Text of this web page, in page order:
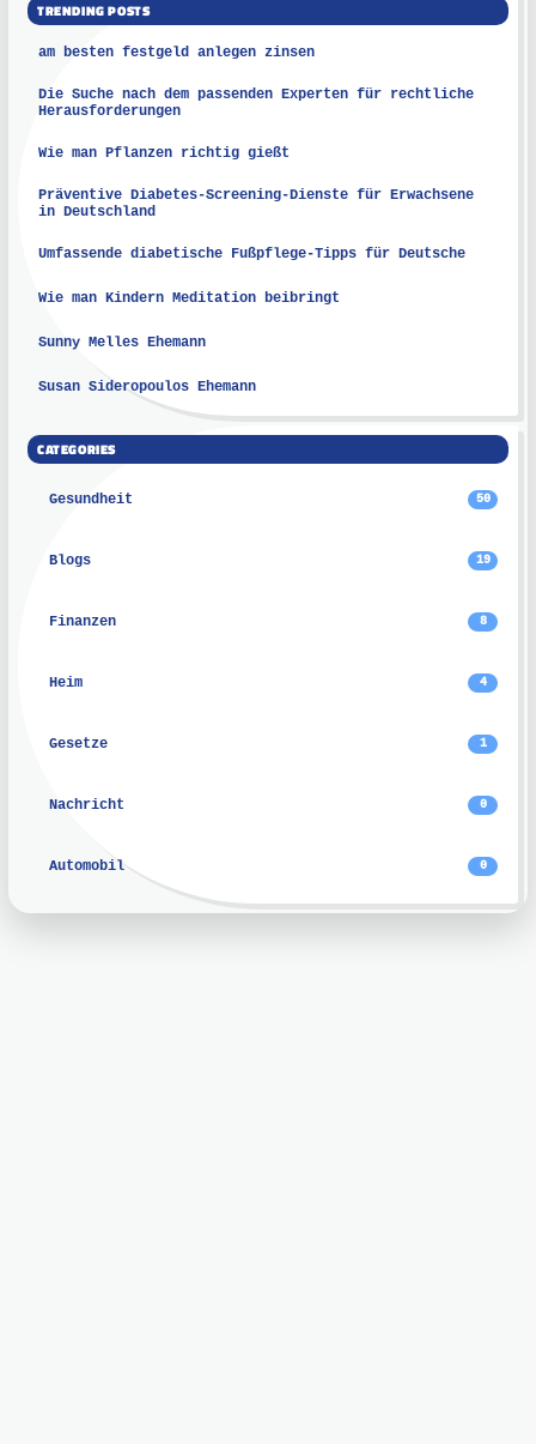
TRENDING POSTS
am besten festgeld anlegen zinsen
Die Suche nach dem passenden Experten für rechtliche
Herausforderungen
Wie man Pflanzen richtig gießt
Präventive Diabetes-Screening-Dienste für Erwachsene
in Deutschland
Umfassende diabetische Fußpflege-Tipps für Deutsche
Wie man Kindern Meditation beibringt
Sunny Melles Ehemann
Susan Sideropoulos Ehemann
CATEGORIES
Gesundheit 50
Blogs 19
Finanzen 8
Heim 4
Gesetze 1
Nachricht 0
Automobil 0